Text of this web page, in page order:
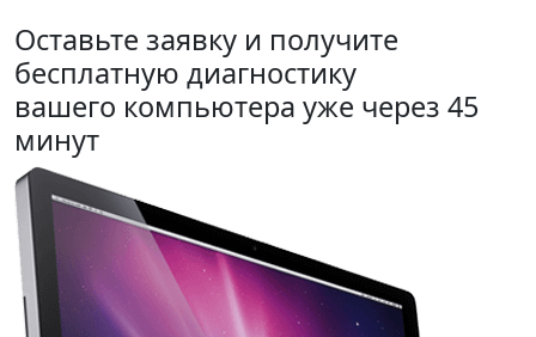
Оставьте заявку и получите
бесплатную диагностику
вашего компьютера уже через 45
минут